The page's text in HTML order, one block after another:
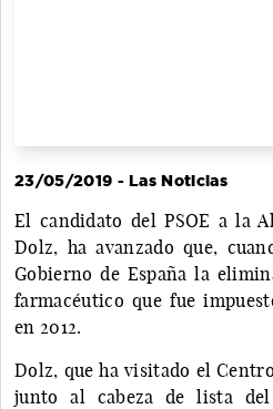
23/05/2019 - Las Noticias
El candidato del PSOE a la
Dolz, ha avanzado que,
Gobierno de España la
farmacéutico que fue
en 2012.
Dolz, que ha visitado el
junto al cabeza de lista